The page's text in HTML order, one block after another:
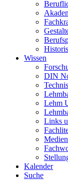
Wissen
DIN
Lehm
Links
Kalender
Suche